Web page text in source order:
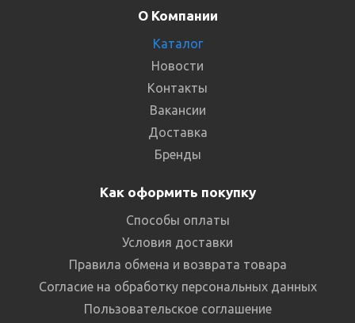
О Компании
Каталог
Новости
Контакты
Вакансии
Доставка
Бренды
Как оформить покупку
Способы оплаты
Условия доставки
Правила обмена и возврата товара
Согласие на обработку персональных данных
Пользовательское соглашение